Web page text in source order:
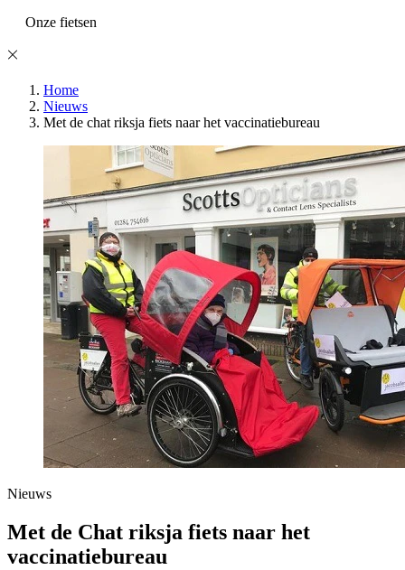
Onze fietsen
Home
Nieuws
Met de chat riksja fiets naar het vaccinatiebureau
Nieuws
Met de Chat riksja fiets naar het
vaccinatiebureau